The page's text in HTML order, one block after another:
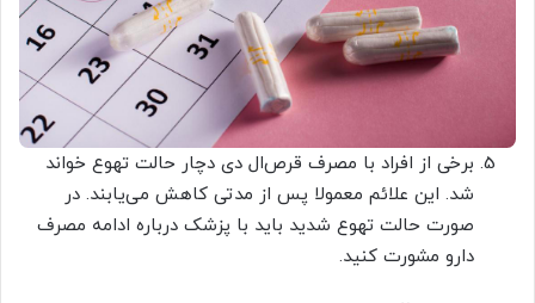
برخی از افراد با مصرف قرص‎‌‌ال دی دچار حالت تهوع خواند
شد. این علائم معمولا پس از مدتی کاهش می‌یابند. در
صورت حالت تهوع شدید باید با پزشک درباره ادامه مصرف
دارو مشورت کنید.